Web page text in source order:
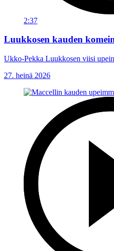
2:37
Luukkosen kauden
Ukko-Pekka Luukkosen viisi
27. heinä 2026